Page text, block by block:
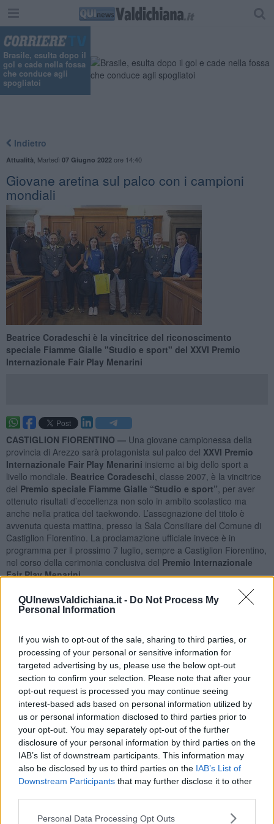
QUInewsValdichiana.it - Do Not Process My
Personal Information
If you wish to opt-out of the sale, sharing to third parties, or
processing of your personal or sensitive information for
targeted advertising by us, please use the below opt-out
section to confirm your selection. Please note that after your
opt-out request is processed you may continue seeing
interest-based ads based on personal information utilized by
us or personal information disclosed to third parties prior to
your opt-out. You may separately opt-out of the further
disclosure of your personal information by third parties on the
IAB’s list of downstream participants. This information may
also be disclosed by us to third parties on the IAB’s List of
Downstream Participants that may further disclose it to other
Personal Data Processing Opt Outs
Brasile, esulta dopo il
gol e cade nella fossa
che conduce agli
spogliatoi
Indietro
Attualità Martedì 07 Giugno 2022ore 14:40
Giovane aretina sul palco con i campioni
mondiali
Beatrice Coradeschi è la vincitrice del riconoscimento
speciale Fiamme Gialle "Studio e sport" del XXVI Premio
Internazionale Fair Play Menarini
CASTIGLION FIORENTINO — Una giovane campionessa della
provincia di Arezzo sarà protagonista sul palco del XXVI Premio
Internazionale Fair Play Menarini insieme ai big dello sport a
livello mondiale. Beatrice Coradeschi , classe 2007, è la vincitrice
del Premio speciale Fiamme Gialle “Studio e sport” , per aver
ottenuto risultati d’eccellenza non solo in ambito scolastico ma
anche nella pratica del taekwondo. L’assegnazione del titolo è
avvenuta questa mattina, presso la Sala Consiliare del Comune di
Castiglion Fiorentino. La proclamazione ufficiale invece è in
programma per il prossimo 7 luglio, sempre a Castiglion Fiorentino,
nel corso della cerimonia conclusiva del Premio Internazionale
Fair Play Menarini.
Fiamme Gialle
ha lo scopo di valorizzare gli studenti capaci di raggiungere sia
ottimi traguardi sportivi che rilevanti successi scolastici. Un obiettivo
iscritta al primo anno del Liceo scientifico sperimentale dell’Istituto
“Piero della Francesca” di Arezzo e alla ASD Taekyon Club.
Beatrice ècampionessa italiana 2021 di categoria, ha
conquistato il secondo posto alCampionato online della
Federazione Mondiale di Taekwondo 2021e il quinto agli
Europei di Lisbona 2021 con la Nazionale italiana .
“Premiare questi giovani talenti sportivi capaci di coniugare al
meglio l’impegno scolastico con quello agonistico è per noi motivo
di orgoglio – dichiara il dottorAntonello Biscini, presidente della
generazioni, fuori e dentro il campo”.